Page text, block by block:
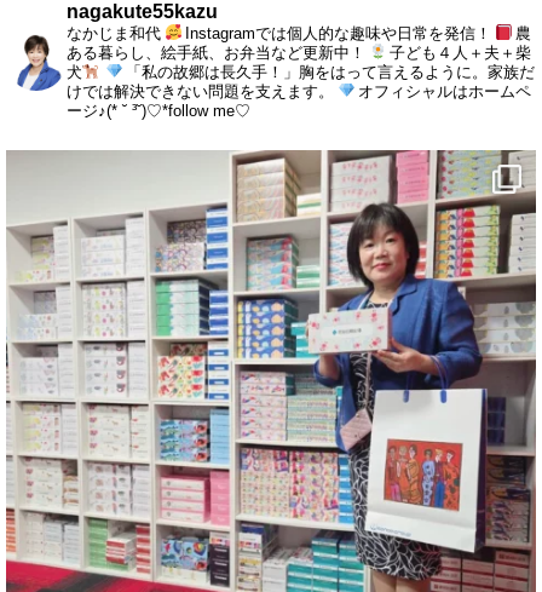
nagakute55kazu
なかじま和代 Instagramでは個人的な趣味や日常を発信！
農
ある暮らし、絵手紙、お弁当など更新中！
子ども４人＋夫＋柴
犬
「私の故郷は長久手！」胸をはって言えるように。家族だ
けでは解決できない問題を支えます。
オフィシャルはホームペ
ージ♪(* ˘ ³˘)♡*follow me♡